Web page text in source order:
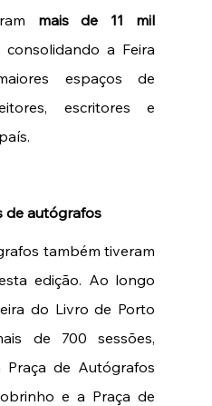
mais de 11 mil
a Feira
espaços de
escritores e
de autógrafos
também tiveram
edição. Ao longo
do Livro de Porto
de 700 sessões,
de Autógrafos
e a Praça de